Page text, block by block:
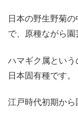
日本の野生野菊
で、原種ながら園
ハマギク属とい
日本固有種です。
江戸時代初期から